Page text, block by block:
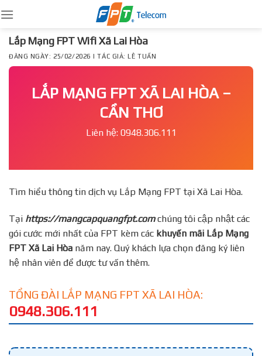
to
content
Lắp Mạng FPT Wifi Xã Lai Hòa
ĐĂNG NGÀY: 25/02/2026 | TÁC GIẢ: LÊ TUẤN
LẮP MẠNG FPT XÃ LAI HÒA –
CẦN THƠ
Liên hệ: 0948.306.111
Tìm hiểu thông tin dịch vụ Lắp Mạng FPT tại Xã Lai Hòa.
Tại https://mangcapquangfpt.comchúng tôi cập nhật các
gói cước mới nhất của FPT kèm các khuyến mãi Lắp Mạng
FPT Xã Lai Hòa năm nay. Quý khách lựa chọn đăng ký liên
hệ nhân viên để được tư vấn thêm.
TỔNG ĐÀI LẮP MẠNG FPT XÃ LAI HÒA:
0948.306.111